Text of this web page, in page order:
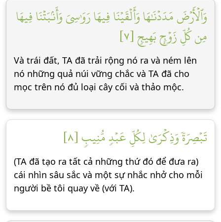
وَٱلۡأَرۡضَ مَدَدۡنَٰهَا وَأَلۡقَيۡنَا فِيهَا رَوَٰسِيَ وَأَنۢبَتۡنَا فِيهَا
مِن كُلِّ زَوۡجِۭ بَهِيجٖ [٧]
Và trái đất, TA đã trải rộng nó ra và ném lên
nó những quả núi vững chắc và TA đã cho
mọc trên nó đủ loại cây cối và thảo mộc.
تَبۡصِرَةٗ وَذِكۡرَىٰ لِكُلِّ عَبۡدٖ مُّنِيبٖ [٨]
(TA đã tạo ra tất cả những thứ đó để đưa ra)
cái nhìn sâu sắc và một sự nhắc nhở cho mỗi
người bề tôi quay về (với TA).